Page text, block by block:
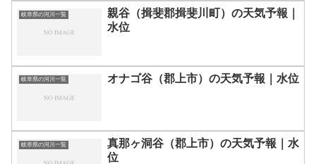
岐阜県の河川一覧
親谷（揖斐郡揖斐川町）の天気予報｜
水位
岐阜県の河川一覧 オナゴ谷（郡上市）の天気予報｜水位
岐阜県の河川一覧
真那ヶ洞谷（郡上市）の天気予報｜水
位